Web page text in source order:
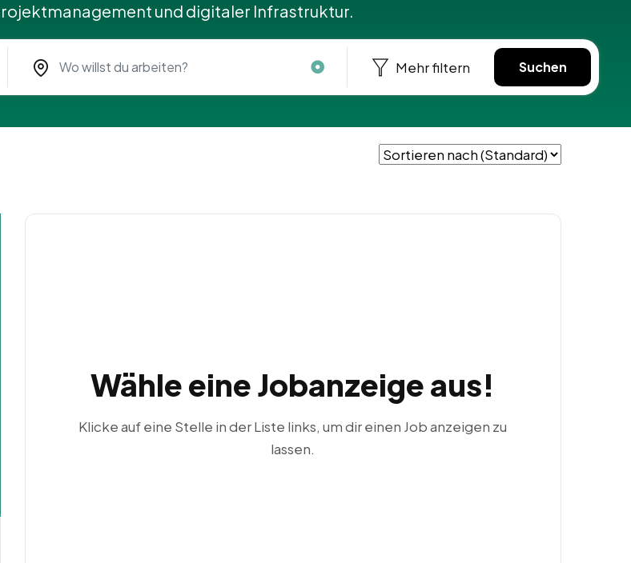
und digitaler Infrastruktur.
Mehr filtern Suchen
Wähle eine Jobanzeige aus!
Klicke auf eine Stelle in der Liste links, um dir einen Job anzeigen zu
lassen.